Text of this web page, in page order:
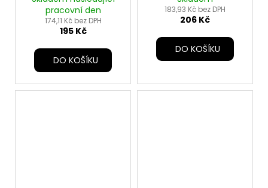
pracovní den
174,11 Kč bez DPH
195 Kč
DO KOŠÍKU
183,93 Kč bez DPH
206 Kč
DO KOŠÍKU